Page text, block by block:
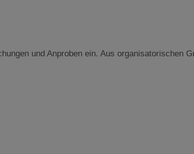
und Anproben ein. Aus organisatorischen